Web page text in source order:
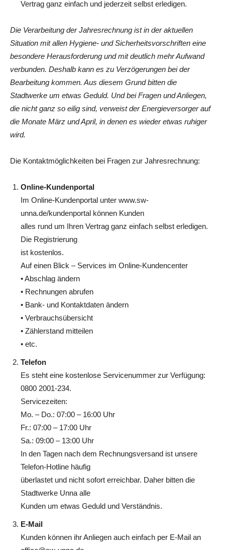
Vertrag ganz einfach und jederzeit selbst erledigen.
Die Verarbeitung der Jahresrechnung ist in der aktuellen
Situation mit allen Hygiene- und Sicherheitsvorschriften eine
besondere Herausforderung und mit deutlich mehr Aufwand
verbunden. Deshalb kann es zu Verzögerungen bei der
Bearbeitung kommen. Aus diesem Grund bitten die
Stadtwerke um etwas Geduld. Und bei Fragen und Anliegen,
die nicht ganz so eilig sind, verweist der Energieversorger auf
die Monate März und April, in denen es wieder etwas ruhiger
wird.
Die Kontaktmöglichkeiten bei Fragen zur Jahresrechnung:
Online-Kundenportal
Im Online-Kundenportal unter www.sw-
unna.de/kundenportal können Kunden
alles rund um Ihren Vertrag ganz einfach selbst erledigen.
Die Registrierung
ist kostenlos.
Auf einen Blick – Services im Online-Kundencenter
• Abschlag ändern
• Rechnungen abrufen
• Bank- und Kontaktdaten ändern
• Verbrauchsübersicht
• Zählerstand mitteilen
• etc.
Telefon
Es steht eine kostenlose Servicenummer zur Verfügung:
0800 2001-234.
Servicezeiten:
Mo. – Do.: 07:00 – 16:00 Uhr
Fr.: 07:00 – 17:00 Uhr
Sa.: 09:00 – 13:00 Uhr
In den Tagen nach dem Rechnungsversand ist unsere
Telefon-Hotline häufig
überlastet und nicht sofort erreichbar. Daher bitten die
Stadtwerke Unna alle
Kunden um etwas Geduld und Verständnis.
E-Mail
Kunden können ihr Anliegen auch einfach per E-Mail an